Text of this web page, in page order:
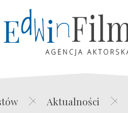
Aktualności